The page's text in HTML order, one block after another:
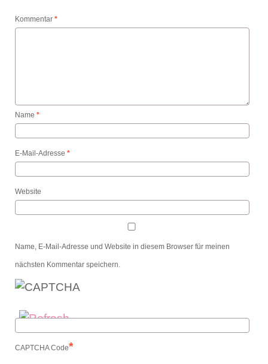
Kommentar *
Name *
E-Mail-Adresse *
Website
Name, E-Mail-Adresse und Website in diesem Browser für meinen
nächsten Kommentar speichern.
CAPTCHA Code*